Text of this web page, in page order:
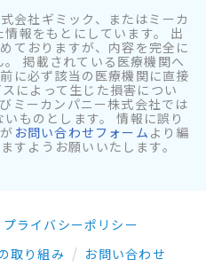
会社ギミック、またはミーカ
報をもとにしています。 出
ておりますが、内容を完全に
掲載されている医療機関へ
に必ず該当の医療機関に直接
によって生じた損害につい
ミーカンパニー株式会社では
ものとします。 情報に誤り
お問い合わせフォーム より編
すようお願いいたします。
プライバシーポリシー
取り組み
お問い合わせ